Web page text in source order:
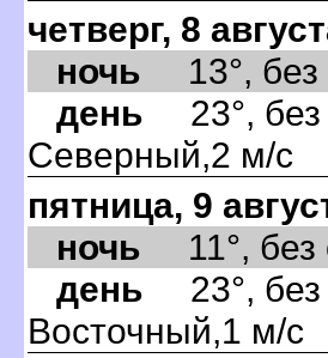
четверг, 8
ночь 13°, без
день 23°, без
Северный,2 м/с
пятница, 9
ночь 11°, без
день 23°, без
Восточный,1 м/с